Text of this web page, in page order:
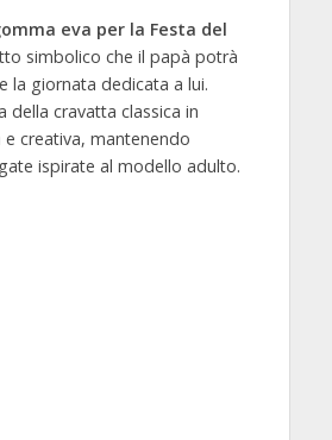
eva per la Festa del
simbolico che il papà potrà
la giornata dedicata a lui.
della cravatta classica in
creativa, mantenendo
ispirate al modello adulto.